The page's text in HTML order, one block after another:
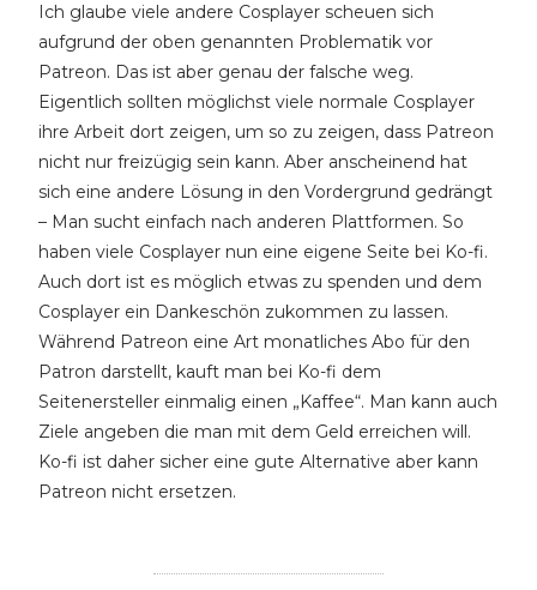
Ich glaube viele andere Cosplayer scheuen sich
aufgrund der oben genannten Problematik vor
Patreon. Das ist aber genau der falsche weg.
Eigentlich sollten möglichst viele normale Cosplayer
ihre Arbeit dort zeigen, um so zu zeigen, dass Patreon
nicht nur freizügig sein kann. Aber anscheinend hat
sich eine andere Lösung in den Vordergrund gedrängt
– Man sucht einfach nach anderen Plattformen. So
haben viele Cosplayer nun eine eigene Seite bei Ko-fi.
Auch dort ist es möglich etwas zu spenden und dem
Cosplayer ein Dankeschön zukommen zu lassen.
Während Patreon eine Art monatliches Abo für den
Patron darstellt, kauft man bei Ko-fi dem
Seitenersteller einmalig einen „Kaffee“. Man kann auch
Ziele angeben die man mit dem Geld erreichen will.
Ko-fi ist daher sicher eine gute Alternative aber kann
Patreon nicht ersetzen.